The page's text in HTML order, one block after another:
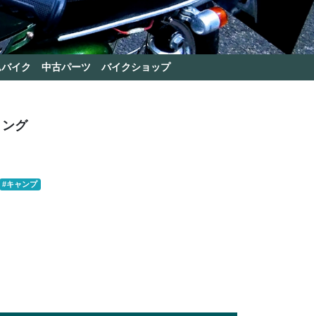
イク 中古パーツ バイクショップ
グ
#キャンプ